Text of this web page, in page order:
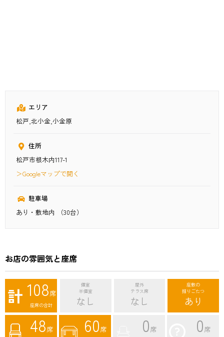
エリア
松戸,北小金,小金原
住所
松戸市根木内117-1
＞Googleマップで開く
駐車場
あり・敷地内 （30台）
お店の雰囲気と座席
計 108席
座席の合計
個室
半個室
なし
屋外
テラス席
なし
座敷の
掘りごたつ
あり
48席 60席 0席 0席